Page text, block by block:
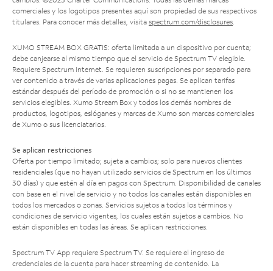
comerciales y los logotipos presentes aquí son propiedad de sus respectivos
titulares. Para conocer más detalles, visita spectrum.com/disclosures.
XUMO STREAM BOX GRATIS: oferta limitada a un dispositivo por cuenta;
debe canjearse al mismo tiempo que el servicio de Spectrum TV elegible.
Requiere Spectrum Internet. Se requieren suscripciones por separado para
ver contenido a través de varias aplicaciones pagas. Se aplican tarifas
estándar después del período de promoción o si no se mantienen los
servicios elegibles. Xumo Stream Box y todos los demás nombres de
productos, logotipos, eslóganes y marcas de Xumo son marcas comerciales
de Xumo o sus licenciatarios.
Se aplican restricciones
Oferta por tiempo limitado; sujeta a cambios; solo para nuevos clientes
residenciales (que no hayan utilizado servicios de Spectrum en los últimos
30 días) y que estén al día en pagos con Spectrum. Disponibilidad de canales
con base en el nivel de servicio y no todos los canales están disponibles en
todos los mercados o zonas. Servicios sujetos a todos los términos y
condiciones de servicio vigentes, los cuales están sujetos a cambios. No
están disponibles en todas las áreas. Se aplican restricciones.
Spectrum TV App requiere Spectrum TV. Se requiere el ingreso de
credenciales de la cuenta para hacer streaming de contenido. La